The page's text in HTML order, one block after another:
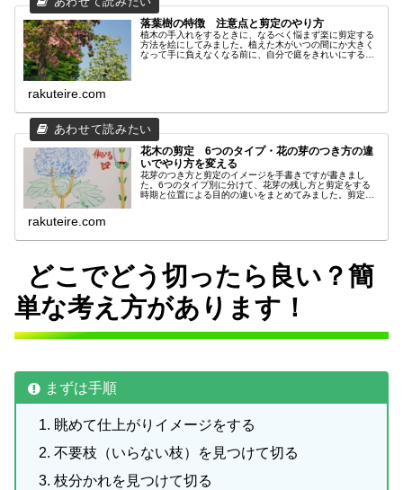
落葉樹の特徴 注意点と剪定のやり方
植木の手入れをするときに、なるべく悩まず楽に剪定する
方法を絵にしてみました。植えた木がいつの間にか大きく
なって手に負えなくなる前に、自分で庭をきれいにするの
rakuteire.com
花木の剪定 6つのタイプ・花の芽のつき方の違
いでやり方を変える
花芽のつき方と剪定のイメージを手書きですが書きまし
た。6つのタイプ別に分けて、花芽の残し方と剪定をする
時期と位置による目的の違いをまとめてみました。剪定す
rakuteire.com
どこでどう切ったら良い？簡
単な考え方があります！
まずは手順
眺めて仕上がりイメージをする
不要枝（いらない枝）を見つけて切る
枝分かれを見つけて切る